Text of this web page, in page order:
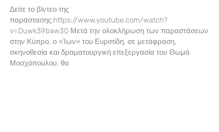
Δείτε το βίντεο της
παράστασης:https://www.youtube.com/watch?
v=Duwk39baw30 Μετά την ολοκλήρωση των παραστάσεων
στην Κύπρο, ο «Ίων» του Ευριπίδη, σε μετάφραση,
σκηνοθεσία και δραματουργική επεξεργασία του Θωμά
Μοσχόπουλου, θα